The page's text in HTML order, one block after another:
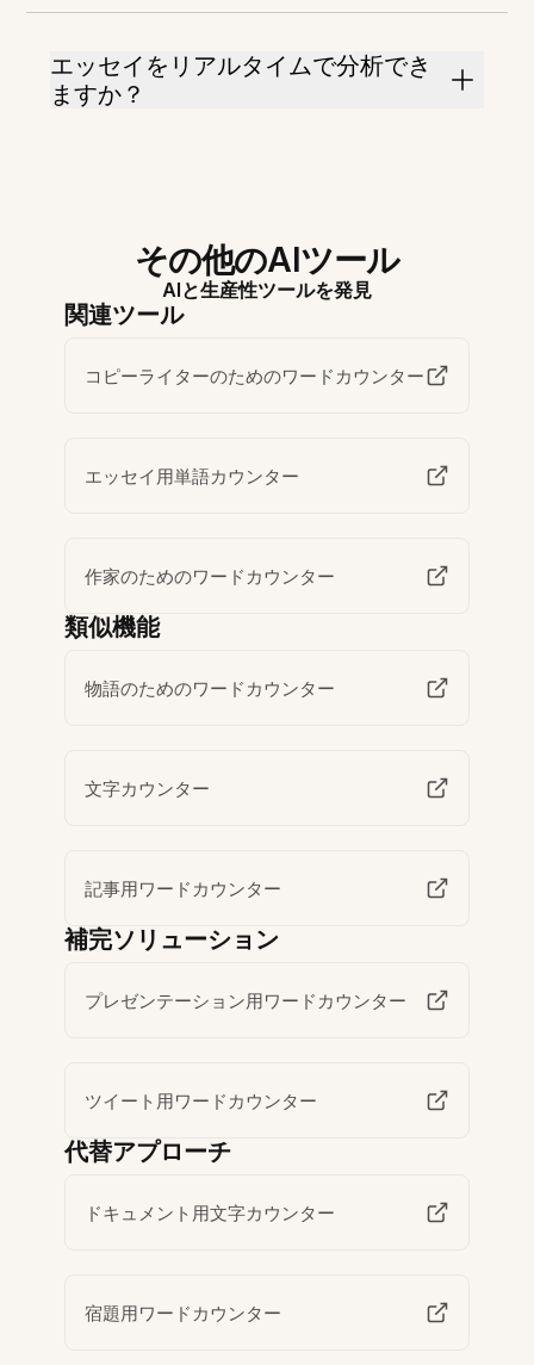
エッセイをリアルタイムで分析でき
ますか？
その他のAIツール
AIと生産性ツールを発見
関連ツール
コピーライターのためのワードカウンター
エッセイ用単語カウンター
作家のためのワードカウンター
類似機能
物語のためのワードカウンター
文字カウンター
記事用ワードカウンター
補完ソリューション
プレゼンテーション用ワードカウンター
ツイート用ワードカウンター
代替アプローチ
ドキュメント用文字カウンター
宿題用ワードカウンター